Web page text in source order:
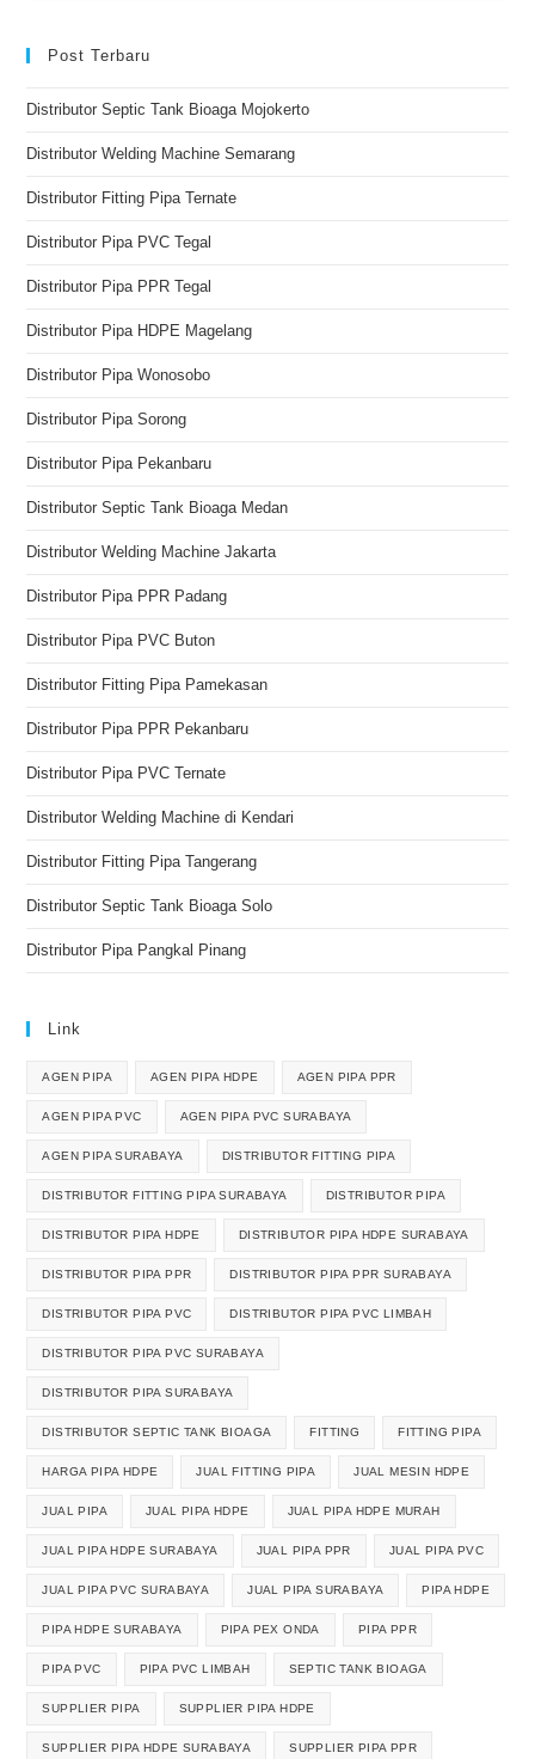
Post Terbaru
Distributor Septic Tank Bioaga Mojokerto
Distributor Welding Machine Semarang
Distributor Fitting Pipa Ternate
Distributor Pipa PVC Tegal
Distributor Pipa PPR Tegal
Distributor Pipa HDPE Magelang
Distributor Pipa Wonosobo
Distributor Pipa Sorong
Distributor Pipa Pekanbaru
Distributor Septic Tank Bioaga Medan
Distributor Welding Machine Jakarta
Distributor Pipa PPR Padang
Distributor Pipa PVC Buton
Distributor Fitting Pipa Pamekasan
Distributor Pipa PPR Pekanbaru
Distributor Pipa PVC Ternate
Distributor Welding Machine di Kendari
Distributor Fitting Pipa Tangerang
Distributor Septic Tank Bioaga Solo
Distributor Pipa Pangkal Pinang
Link
AGEN PIPA AGEN PIPA HDPE AGEN PIPA PPR
AGEN PIPA PVC AGEN PIPA PVC SURABAYA
AGEN PIPA SURABAYA DISTRIBUTOR FITTING PIPA
DISTRIBUTOR FITTING PIPA SURABAYA DISTRIBUTOR PIPA
DISTRIBUTOR PIPA HDPE DISTRIBUTOR PIPA HDPE SURABAYA
DISTRIBUTOR PIPA PPR DISTRIBUTOR PIPA PPR SURABAYA
DISTRIBUTOR PIPA PVC DISTRIBUTOR PIPA PVC LIMBAH
DISTRIBUTOR PIPA PVC SURABAYA
DISTRIBUTOR PIPA SURABAYA
DISTRIBUTOR SEPTIC TANK BIOAGA FITTING FITTING PIPA
HARGA PIPA HDPE JUAL FITTING PIPA JUAL MESIN HDPE
JUAL PIPA JUAL PIPA HDPE JUAL PIPA HDPE MURAH
JUAL PIPA HDPE SURABAYA JUAL PIPA PPR JUAL PIPA PVC
JUAL PIPA PVC SURABAYA JUAL PIPA SURABAYA PIPA HDPE
PIPA HDPE SURABAYA PIPA PEX ONDA PIPA PPR
PIPA PVC PIPA PVC LIMBAH SEPTIC TANK BIOAGA
SUPPLIER PIPA SUPPLIER PIPA HDPE
SUPPLIER PIPA HDPE SURABAYA SUPPLIER PIPA PPR